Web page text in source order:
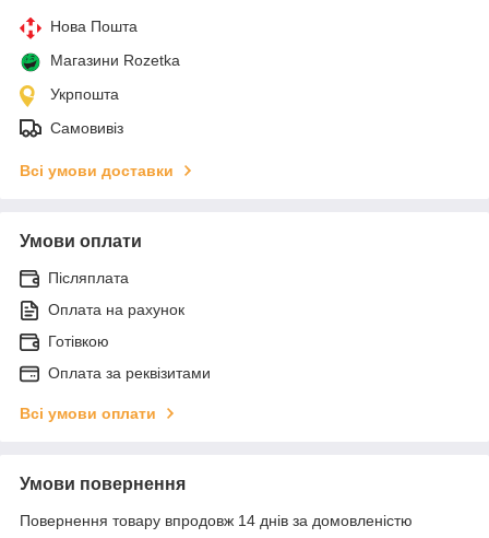
Нова Пошта
Магазини Rozetka
Укрпошта
Самовивіз
Всі умови доставки
Умови оплати
Післяплата
Оплата на рахунок
Готівкою
Оплата за реквізитами
Всі умови оплати
Умови повернення
Повернення товару впродовж 14 днів за домовленістю